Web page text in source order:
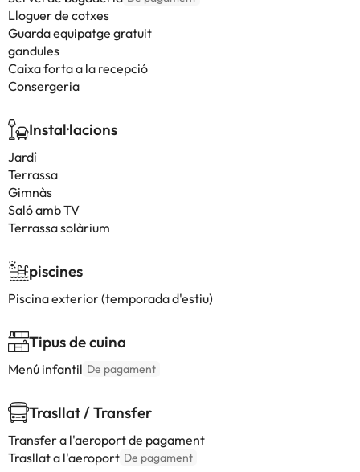
Lloguer de cotxes
Guarda equipatge gratuit
gandules
Caixa forta a la recepció
Consergeria
Instal·lacions
Jardí
Terrassa
Gimnàs
Saló amb TV
Terrassa solàrium
piscines
Piscina exterior (temporada d'estiu)
Tipus de cuina
Menú infantil De pagament
Trasllat / Transfer
Transfer a l'aeroport de pagament
Trasllat a l'aeroport De pagament